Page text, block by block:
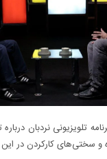
تلویزیونی نردبان
سختی‌های کارکردن در این